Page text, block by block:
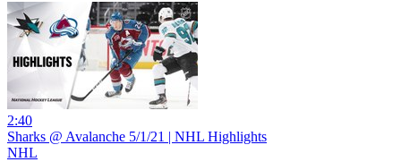
2:40
Sharks @ Avalanche 5/1/21 | NHL Highlights
NHL